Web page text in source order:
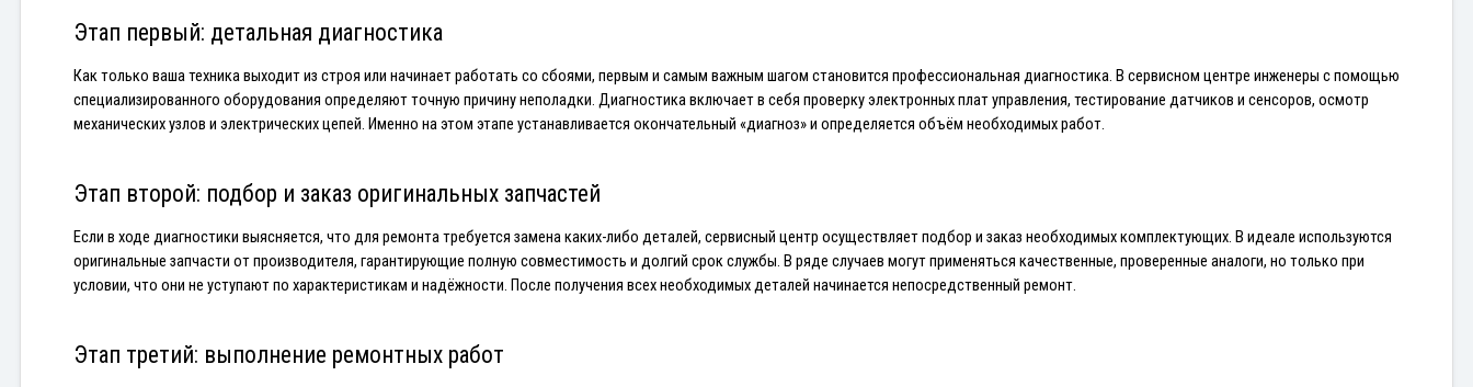
Этап первый: детальная диагностика
Как только ваша техника выходит из строя или начинает работать со сбоями, первым и самым важным шагом становится профессиональная диагностика. В сервисном центре инженеры с помощью
специализированного оборудования определяют точную причину неполадки. Диагностика включает в себя проверку электронных плат управления, тестирование датчиков и сенсоров, осмотр
механических узлов и электрических цепей. Именно на этом этапе устанавливается окончательный «диагноз» и определяется объём необходимых работ.
Этап второй: подбор и заказ оригинальных запчастей
Если в ходе диагностики выясняется, что для ремонта требуется замена каких-либо деталей, сервисный центр осуществляет подбор и заказ необходимых комплектующих. В идеале используются
оригинальные запчасти от производителя, гарантирующие полную совместимость и долгий срок службы. В ряде случаев могут применяться качественные, проверенные аналоги, но только при
условии, что они не уступают по характеристикам и надёжности. После получения всех необходимых деталей начинается непосредственный ремонт.
Этап третий: выполнение ремонтных работ